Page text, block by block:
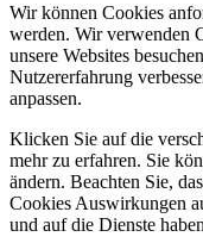
Wir können Cookies
werden. Wir verwenden
unsere Websites
Nutzererfahrung
anpassen.
Klicken Sie auf die
mehr zu erfahren. Sie
ändern. Beachten Sie,
Cookies Auswirkungen
und auf die Dienste